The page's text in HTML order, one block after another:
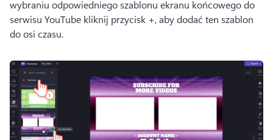
wybraniu odpowiedniego szablonu ekranu końcowego do
serwisu YouTube kliknij przycisk +, aby dodać ten szablon
do osi czasu.